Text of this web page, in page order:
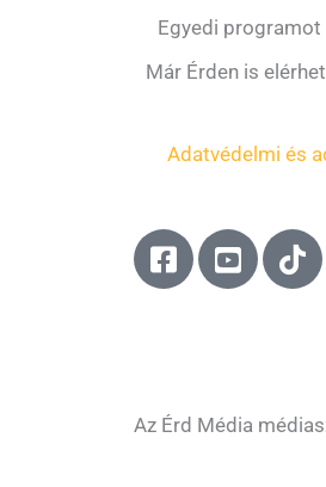
Egyedi programot
Már Érden is
Adatvédelmi és
F
a
o
Y
o
e
T
i
Az Érd Média